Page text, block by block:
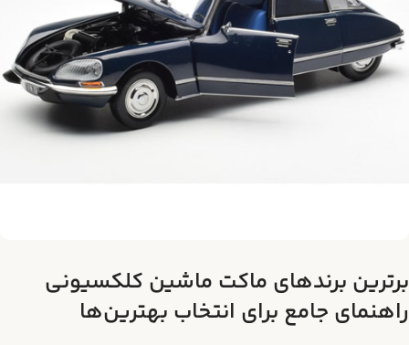
برترین برندهای ماکت ماشین کلکسیونی
راهنمای جامع برای انتخاب بهترین‌ها